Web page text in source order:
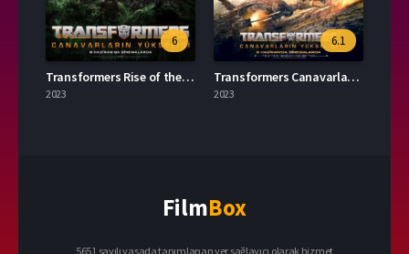
6
Transformers Rise of the Beasts 2023 – Transformers: Canavarların Yükselişi 1080p Turkce Altyazi izle
2023
6.1
Transformers Canavarların Yükselişi 2023 – Transformers: Rise of the Beasts 1080p Turkce Dublaj izle
2023
FilmBox
5651 sayılı yasada tanımlanan yer sağlayıcı olarak hizmet